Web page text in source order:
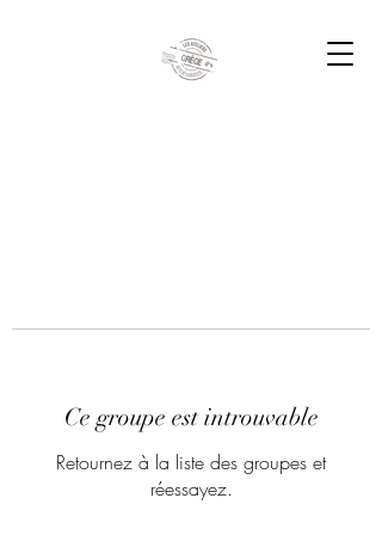
Ce groupe est introuvable
Retournez à la liste des groupes et
réessayez.